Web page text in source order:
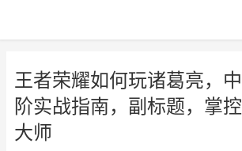
王者荣耀如何玩诸葛亮，
阶实战指南，副标题，掌
大师